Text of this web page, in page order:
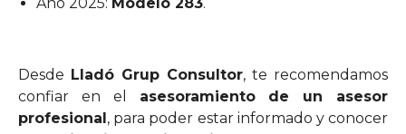
Desde Lladó Grup Consultor, te recomendamos
confiar en el asesoramiento de un asesor
profesional, para poder estar informado y conocer